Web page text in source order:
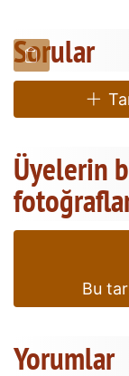
Sorular
Üyelerin
Bu
Yorumlar